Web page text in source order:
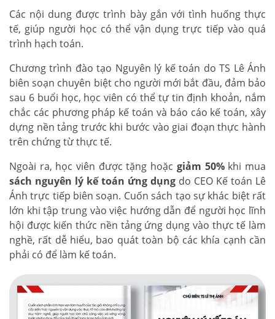
Các nội dung được trình bày gắn với tình huống thực
tế, giúp người học có thể vận dụng trực tiếp vào quá
trình hạch toán.
Chương trình đào tạo Nguyên lý kế toán do TS Lê Ánh
biên soạn chuyên biệt cho người mới bắt đầu, đảm bảo
sau 6 buổi học, học viên có thể tự tin định khoản, nắm
chắc các phương pháp kế toán và báo cáo kế toán, xây
dựng nền tảng trước khi bước vào giai đoạn thực hành
trên chứng từ thực tế.
Ngoài ra, học viên được tặng hoặc giảm 50%khi mua
sách nguyên lý kế toán ứng dụng do CEO Kế toán Lê
Ánh trực tiếp biên soạn. Cuốn sách tạo sự khác biệt rất
lớn khi tập trung vào việc hướng dẫn để người học lĩnh
hội được kiến thức nền tảng ứng dụng vào thực tế làm
nghề, rất dễ hiểu, bao quát toàn bộ các khía cạnh cần
phải có để làm kế toán.